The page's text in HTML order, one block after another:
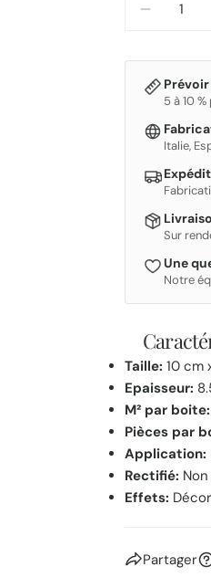
5 à 10
Italie,
Sur
Une
Notre
Taille: 10 cm
Epaisseur:
M² par boite:
Pièces par
Application:
Rectifié: Non
Effets:
Partager